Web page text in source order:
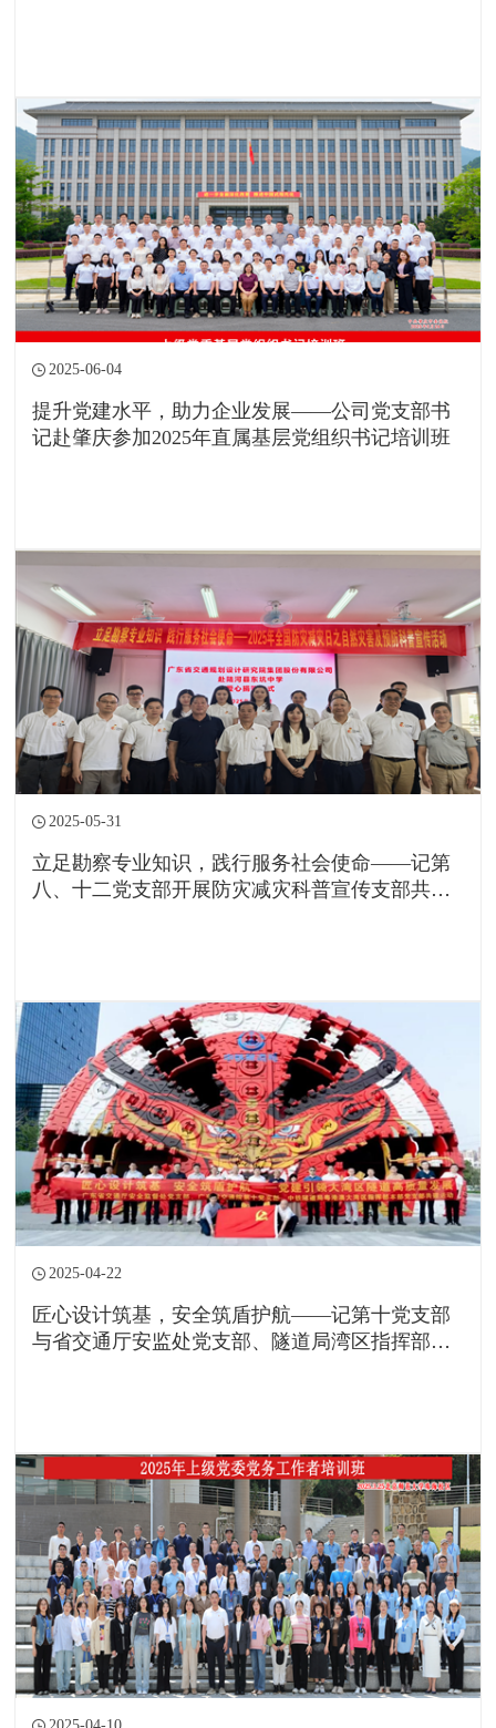
2025-06-04
提升党建水平，助力企业发展——公司党支部书
记赴肇庆参加2025年直属基层党组织书记培训班
2025-05-31
立足勘察专业知识，践行服务社会使命——记第
八、十二党支部开展防灾减灾科普宣传支部共建
2025-04-22
匠心设计筑基，安全筑盾护航——记第十党支部
与省交通厅安监处党支部、隧道局湾区指挥部党